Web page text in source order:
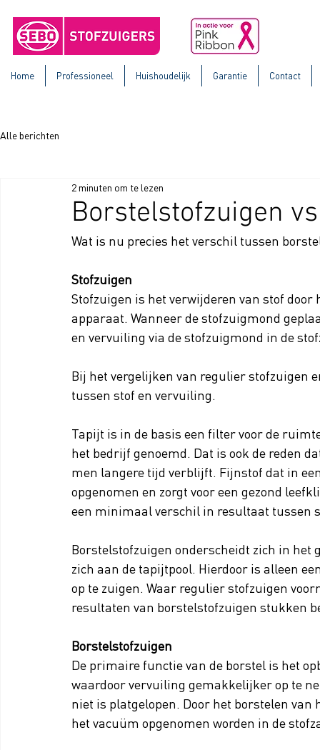
Home Professioneel Huishoudelijk Garantie Contact
Alle berichten
Borstelstofzuigen
2 minuten om te lezen
Wat is nu precies het verschil tussen
Stofzuigen
Stofzuigen is het verwijderen van stof
apparaat. Wanneer de stofzuigmond
en vervuiling via de stofzuigmond in de
Bij het vergelijken van regulier stofzuigen
tussen stof en vervuiling.
Tapijt is in de basis een filter voor de
het bedrijf genoemd. Dat is ook de reden
men langere tijd verblijft. Fijnstof dat in
opgenomen en zorgt voor een gezond
een minimaal verschil in resultaat tussen
Borstelstofzuigen onderscheidt zich in
zich aan de tapijtpool. Hierdoor is alleen
op te zuigen. Waar regulier stofzuigen
resultaten van borstelstofzuigen stukken
Borstelstofzuigen
De primaire functie van de borstel is het
waardoor vervuiling gemakkelijker op te
niet is platgelopen. Door het borstelen
het vacuüm opgenomen worden in de